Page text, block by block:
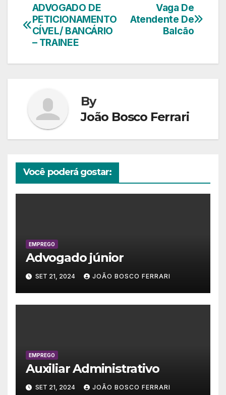
Navegação
de
Vaga De
Atendente De
Balcão
ADVOGADO DE
PETICIONAMENTO
CÍVEL/ BANCÁRIO
– TRAINEE
By
João Bosco Ferrari
Você poderá gostar:
EMPREGO
Advogado júnior
SET 21, 2024 JOÃO BOSCO FERRARI
EMPREGO
Auxiliar Administrativo
SET 21, 2024 JOÃO BOSCO FERRARI